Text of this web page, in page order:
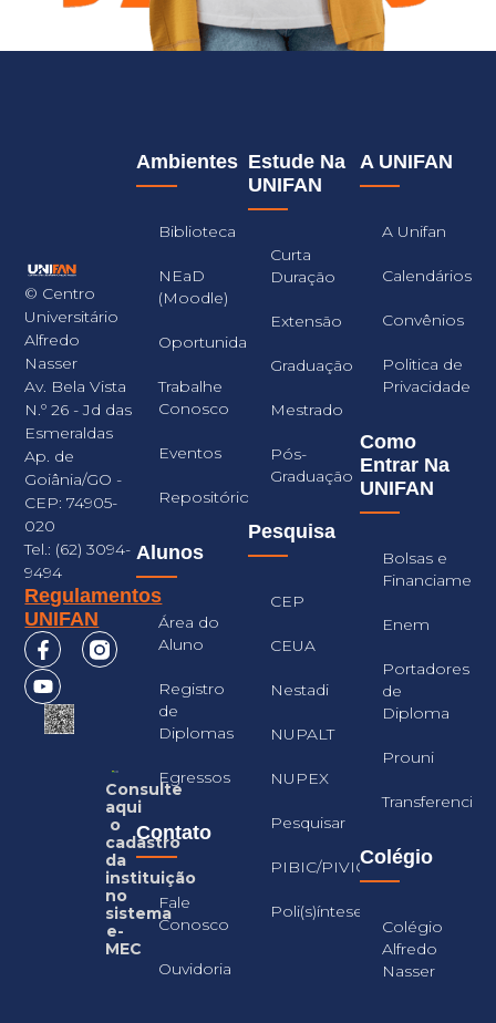
© Centro
Universitário
Alfredo
Nasser
Av. Bela Vista
N.º 26 - Jd das
Esmeraldas
Ap. de
Goiânia/GO -
CEP: 74905-
020
Tel.: (62) 3094-
9494
Regulamentos
UNIFAN
Consulte
aqui
o
cadastro
da
instituição
no
sistema
e-
MEC
A UNIFAN
A Unifan
Calendários
Convênios
Politica de
Privacidade
Como
Entrar Na
UNIFAN
Bolsas e
Enem
Portadores
de
Diploma
Prouni
Transferencia
Colégio
Colégio
Alfredo
Nasser
Estude Na
UNIFAN
Curta
Duração
Extensão
Graduação
Mestrado
Pós-
Graduação
Pesquisa
CEP
CEUA
Nestadi
NUPALT
NUPEX
Pesquisar
PIBIC/PIVIC
Poli(s)íntese
Ambientes
Biblioteca
NEaD
(Moodle)
Oportunidades
Trabalhe
Conosco
Eventos
Repositório
Alunos
Área do
Aluno
Registro
de
Diplomas
Egressos
Contato
Fale
Conosco
Ouvidoria